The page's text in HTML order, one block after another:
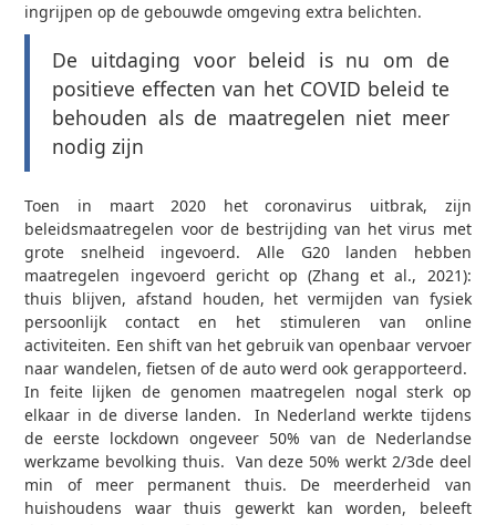
ingrijpen op de gebouwde omgeving extra belichten.
De uitdaging voor beleid is nu om de
positieve effecten van het COVID beleid te
behouden als de maatregelen niet meer
nodig zijn
Toen in maart 2020 het coronavirus uitbrak, zijn
beleidsmaatregelen voor de bestrijding van het virus met
grote snelheid ingevoerd. Alle G20 landen hebben
maatregelen ingevoerd gericht op (Zhang et al., 2021):
thuis blijven, afstand houden, het vermijden van fysiek
persoonlijk contact en het stimuleren van online
activiteiten. Een shift van het gebruik van openbaar vervoer
naar wandelen, fietsen of de auto werd ook gerapporteerd.
In feite lijken de genomen maatregelen nogal sterk op
elkaar in de diverse landen. In Nederland werkte tijdens
de eerste lockdown ongeveer 50% van de Nederlandse
werkzame bevolking thuis. Van deze 50% werkt 2/3de deel
min of meer permanent thuis. De meerderheid van
huishoudens waar thuis gewerkt kan worden, beleeft